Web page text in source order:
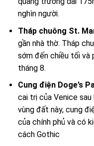
nghìn người.
Tháp chuông St.
gần nhà thờ. Tháp
sớm đến chiều tối và
tháng 8.
Cung điện Doge’s
cai trị của Venice
vùng đất này, cung
của chính phủ và có
cách Gothic